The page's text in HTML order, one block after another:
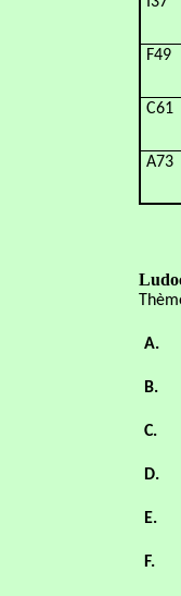
F49
C61
A73
A.
B.
C.
D.
E.
F.